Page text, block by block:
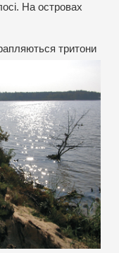
На островах
тритони